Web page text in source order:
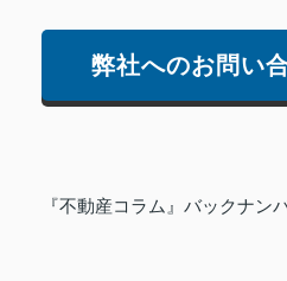
弊社へのお問い
『不動産コラム』バックナン